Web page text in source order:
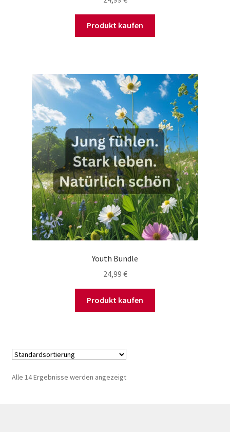
Produkt kaufen
Youth Bundle
24,99 €
Produkt kaufen
Alle 14 Ergebnisse werden angezeigt